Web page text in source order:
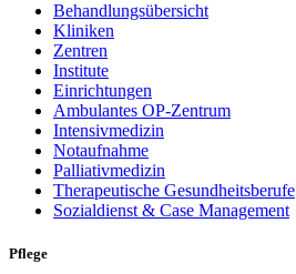
Behandlungsübersicht
Kliniken
Zentren
Institute
Einrichtungen
Ambulantes OP-Zentrum
Intensivmedizin
Notaufnahme
Palliativmedizin
Therapeutische Gesundheitsberufe
Sozialdienst & Case Management
Pflege